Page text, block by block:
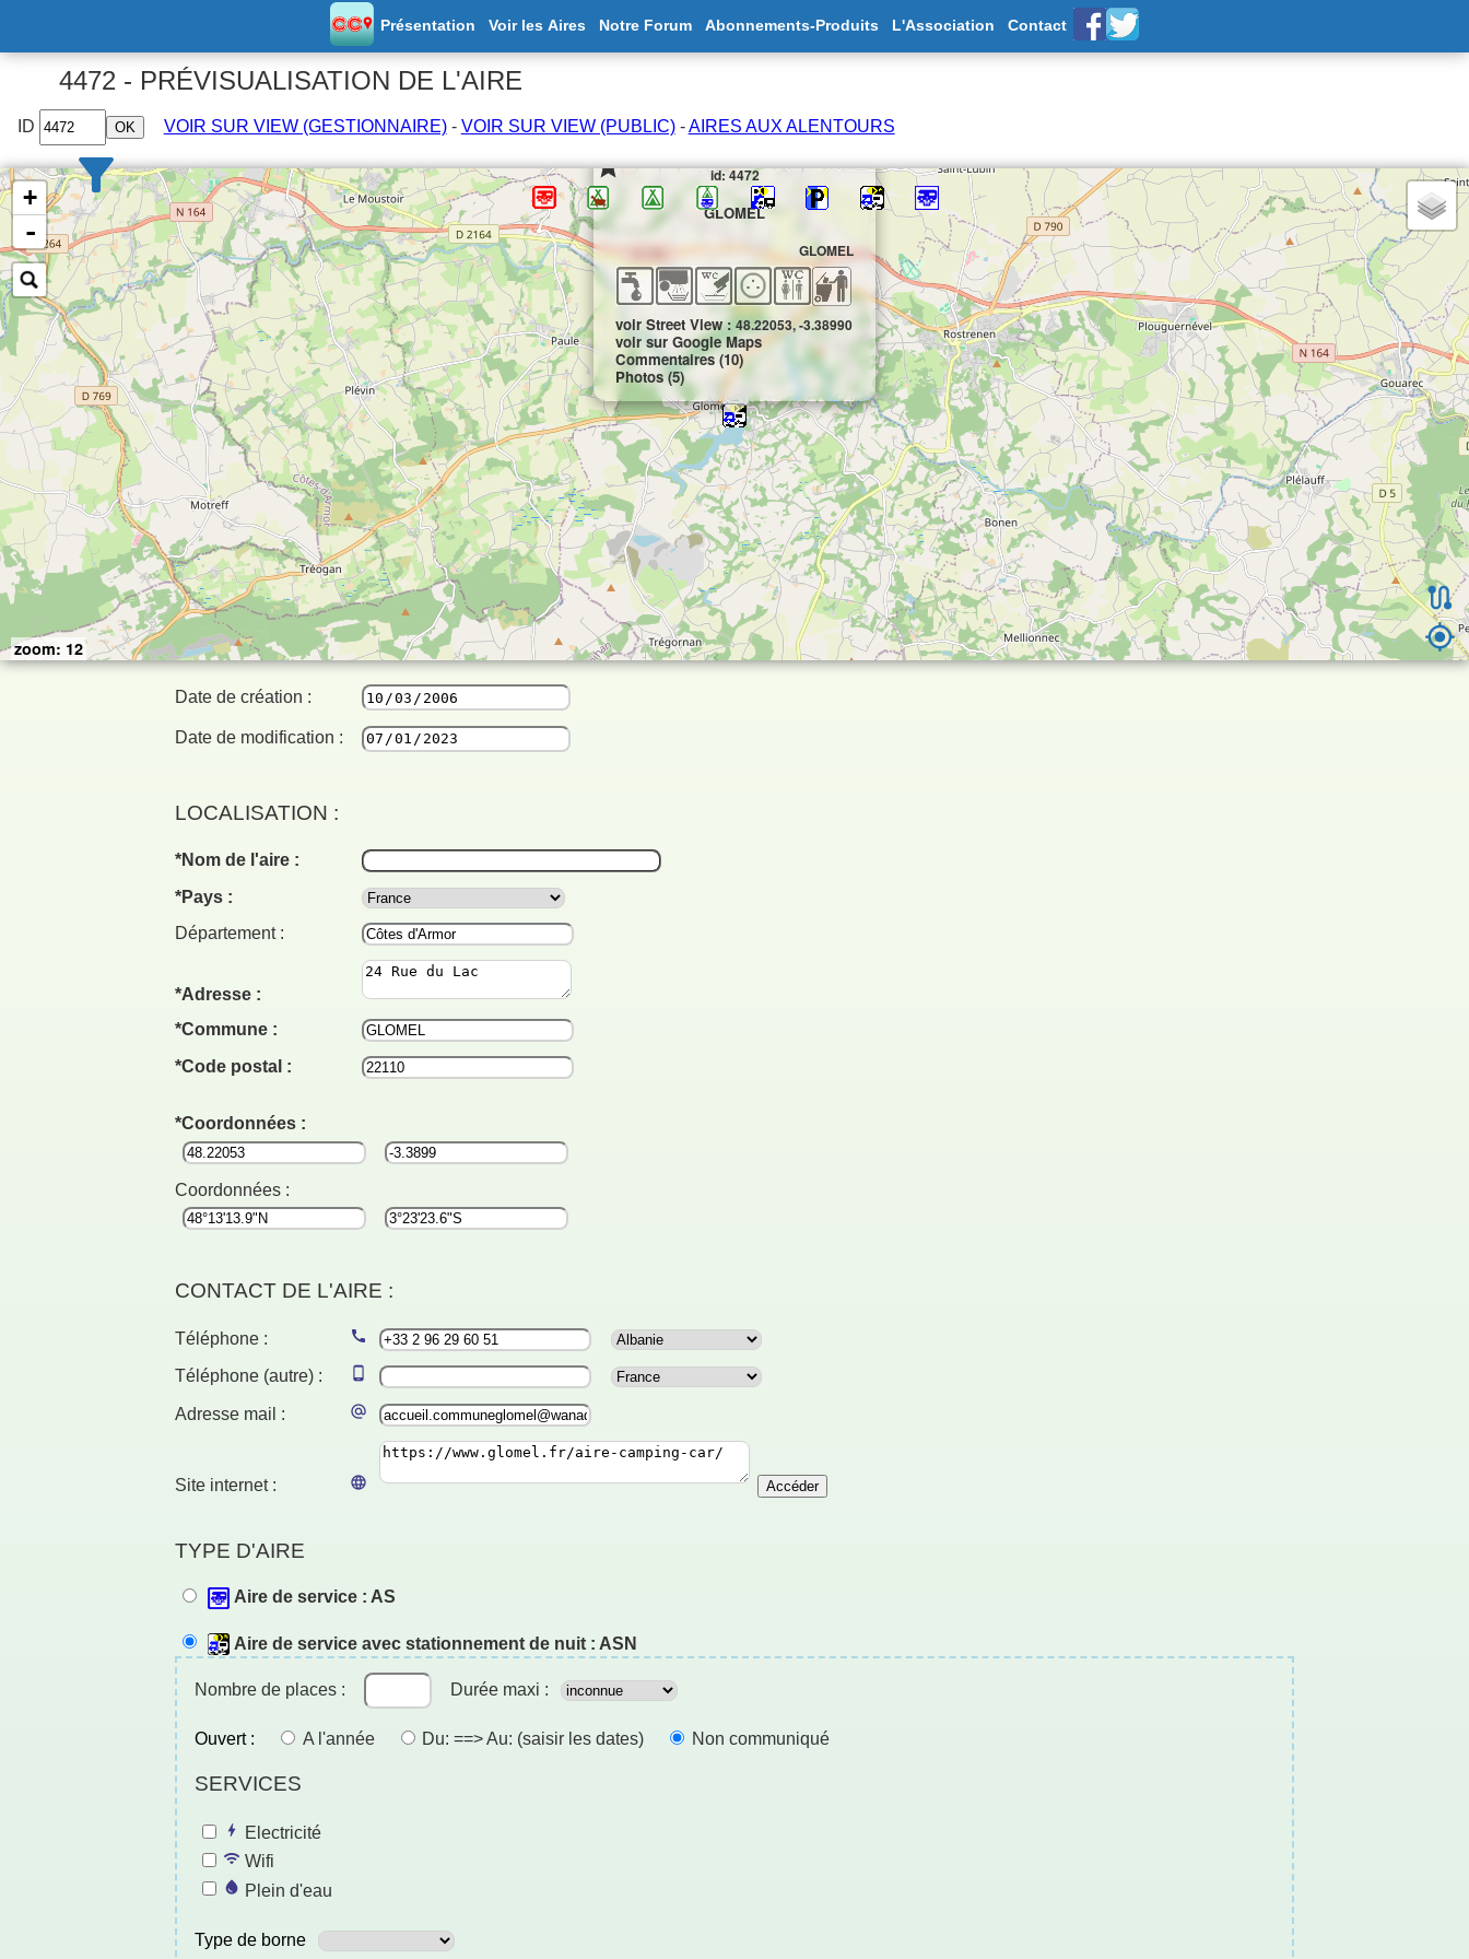
Présentation Voir les Aires Notre Forum Abonnements-Produits L'Association Contact
4472 - PRÉVISUALISATION DE L'AIRE
ID VOIR SUR VIEW (GESTIONNAIRE)- VOIR SUR VIEW (PUBLIC)-AIRES AUX ALENTOURS
Afficher par pays
et régions/dép.
Afficher par rayon :
km
Gratuit
Tous
Réductions
ACSI
FFCC
Ouvert
A l'année
Tous
zoom: 12
×
id: 4472
GLOMEL
GLOMEL
voir Street View : 48.22053, -3.38990
voir sur Google Maps
Commentaires (10)
Photos (5)
+
-
Date de création :
Date de modification :
LOCALISATION :
Nom de l'aire :
Pays :
Département :
Adresse :
Commune :
Code postal :
Coordonnées :
Coordonnées :
CONTACT DE L'AIRE :
Téléphone :
Téléphone (autre) :
Adresse mail :
Site internet : Accéder
TYPE D'AIRE
Aire de service : AS
Aire de service avec stationnement de nuit : ASN
Nombre de places : Durée maxi :
Ouvert : A l'année Du: ==> Au: (saisir les dates) Non communiqué
SERVICES
Electricité
Wifi
Plein d'eau
Type de borne